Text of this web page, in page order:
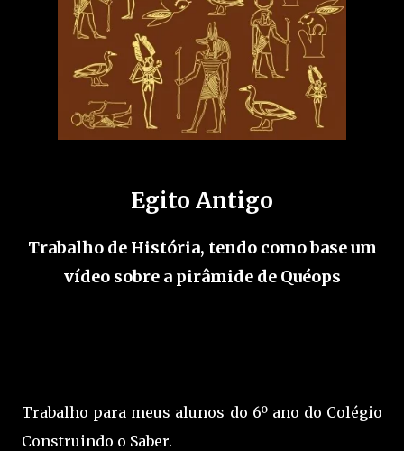
Egito Antigo
Trabalho de História, tendo como base um
vídeo sobre a pirâmide de Quéops
Trabalho para meus alunos do 6º ano do Colégio
Construindo o Saber.